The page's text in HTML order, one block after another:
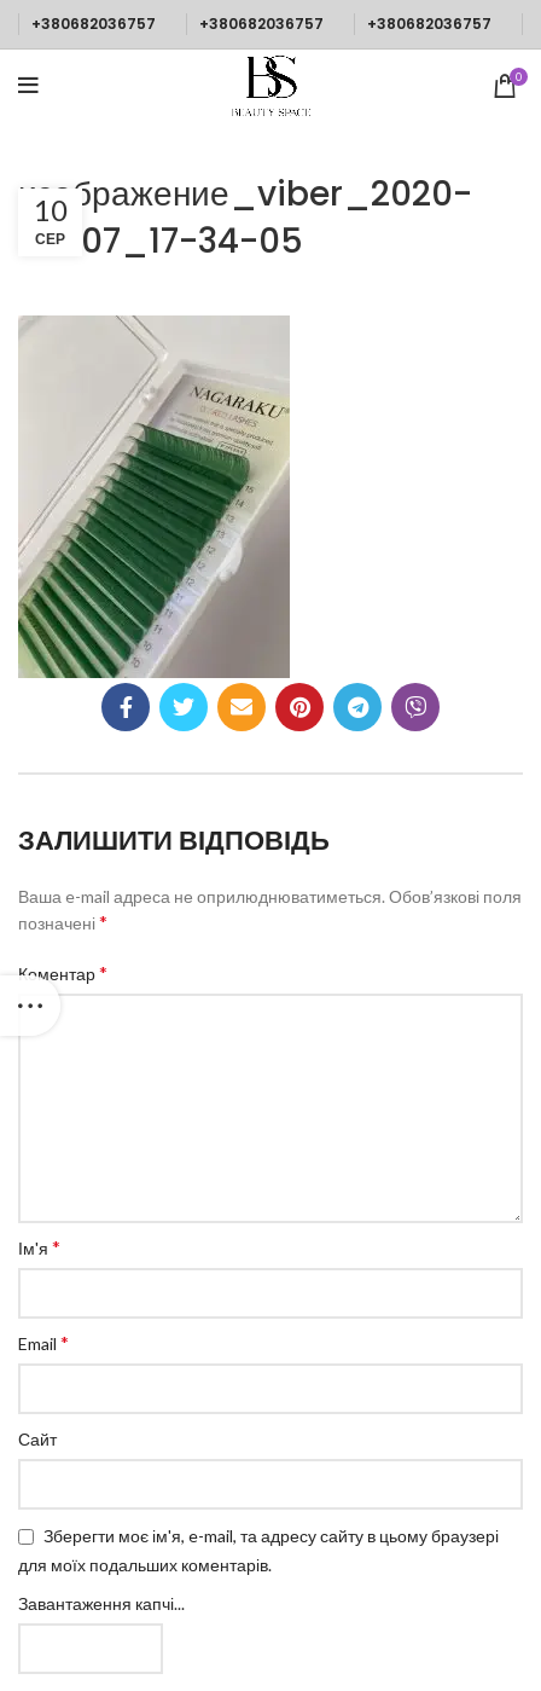
+380682036757 +380682036757 +380682036757
0
изображение_viber_2020-
08-07_17-34-05
10
СЕР
ЗАЛИШИТИ ВІДПОВІДЬ
Ваша e-mail адреса не оприлюднюватиметься. Обов’язкові поля
позначені*
Коментар*
Ім'я *
Email *
Сайт
Зберегти моє ім'я, e-mail, та адресу сайту в цьому браузері
для моїх подальших коментарів.
Завантаження капчі...